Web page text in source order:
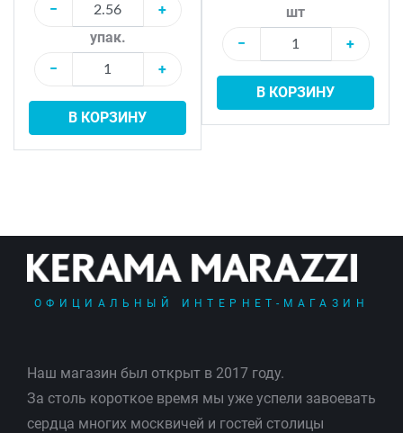
−
+
упак.
−
+
В КОРЗИНУ
шт
−
+
В КОРЗИНУ
ОФИЦИАЛЬНЫЙ ИНТЕРНЕТ-МАГАЗИН
Наш магазин был открыт в 2017 году.
За столь короткое время мы уже успели завоевать
сердца многих москвичей и гостей столицы